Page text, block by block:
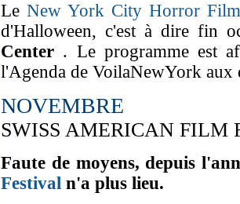
Le New York City Horror
d'Halloween, c'est à dire fin
Center . Le programme est
l'Agenda de VoilaNewYork aux
NOVEMBRE
SWISS AMERICAN FILM
Faute de moyens, depuis
Festival n'a plus lieu.